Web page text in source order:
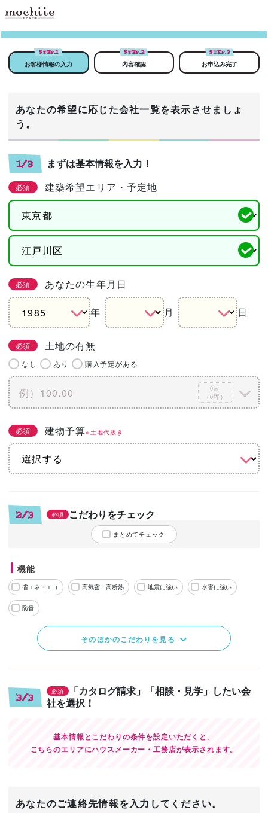
STEP.1
お客様情報の入力
STEP.2
内容確認
STEP.3
お申込み完了
あなたの希望に応じた会社一覧を表示させましょ
う。
1/3 まずは基本情報を入力！
必須 建築希望エリア・予定地
必須 あなたの生年月日
年 月 日
必須 土地の有無
なし あり 購入予定がある
0㎡
（0坪）
必須 建物予算※土地代抜き
2/3 必須 こだわりをチェック
まとめてチェック
機能
省エネ・エコ 高気密・高断熱 地震に強い 水害に強い
防音
そのほかのこだわりを見る
3/3
必須
「カタログ請求」「相談・見学」したい会
社を選択！
基本情報とこだわりの条件を設定いただくと、
こちらのエリアにハウスメーカー・工務店が表示されます。
あなたのご連絡先情報を入力してください。